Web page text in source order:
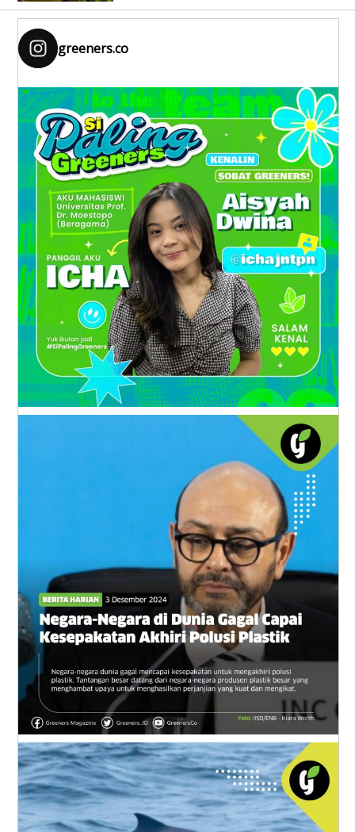
greeners.co